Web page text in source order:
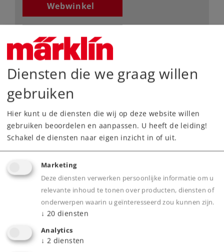
Webwinkel
Dealer zoeken
Downloads
Onderdelen bestellen
Product
Productinfo
Diensten die we graag willen
gebruiken
Hier kunt u de diensten die wij op deze website willen
gebruiken beoordelen en aanpassen. U heeft de leiding!
Schakel de diensten naar eigen inzicht in of uit.
Marketing
Deze diensten verwerken persoonlijke informatie om u
relevante inhoud te tonen over producten, diensten of
onderwerpen waarin u geïnteresseerd zou kunnen zijn.
↓ 20 diensten
Analytics
↓ 2 diensten